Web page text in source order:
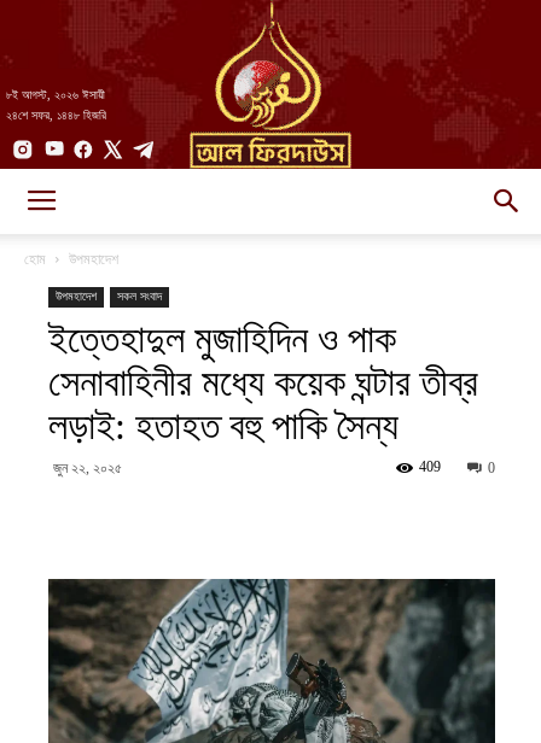
৮ই আগস্ট, ২০২৬ ঈসায়ী
২৪শে সফর, ১৪৪৮ হিজরি
||
আল-
হোম উপমহাদেশ
উপমহাদেশ সকল সংবাদ
ইত্তেহাদুল মুজাহিদিন ও পাক
সেনাবাহিনীর মধ্যে কয়েক ঘন্টার তীব্র
লড়াই: হতাহত বহু পাকি সৈন্য
জুন ২২, ২০২৫ 0
409